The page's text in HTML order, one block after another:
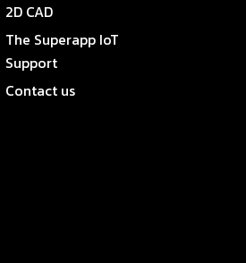
2D CAD
The Superapp IoT
Support
Contact us